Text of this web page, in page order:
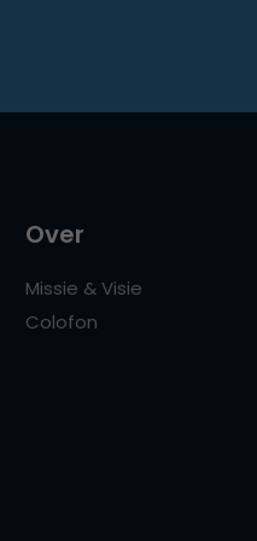
Over
Missie & Visie
Colofon